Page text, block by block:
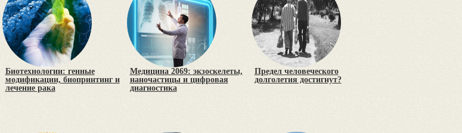
Биотехнологии: генные
модификации, биопринтинг и
лечение рака
Медицина 2069: экзоскелеты,
наночастицы и цифровая
диагностика
Предел человеческого
долголетия достигнут?